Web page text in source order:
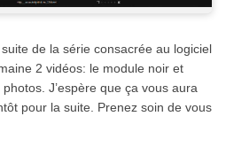
de la série consacrée au logiciel
2 vidéos: le module noir et
J’espère que ça vous aura
pour la suite. Prenez soin de vous